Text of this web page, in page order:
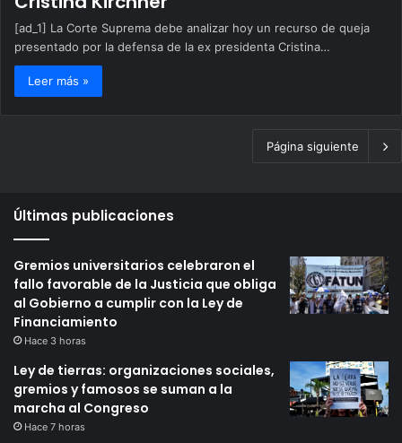
[ad_1] La Corte Suprema debe analizar hoy un recurso de queja
presentado por la defensa de la ex presidenta Cristina…
Leer más »
Página siguiente
Últimas publicaciones
Gremios universitarios celebraron el
fallo favorable de la Justicia que obliga
al Gobierno a cumplir con la Ley de
Financiamiento
Hace 3 horas
Ley de tierras: organizaciones sociales,
gremios y famosos se suman a la
marcha al Congreso
Hace 7 horas